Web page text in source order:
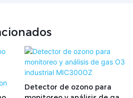
Detector de ozono para